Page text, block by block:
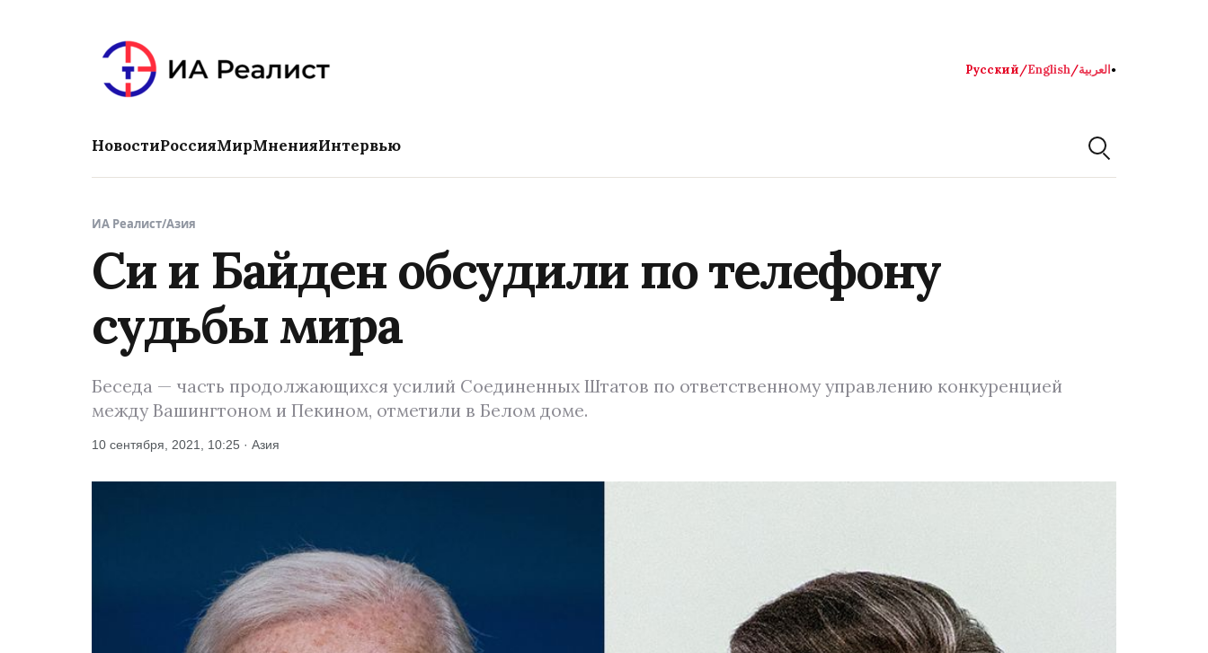
Русский/English/العربية●
НовостиРоссияМирМненияИнтервью
ИА Реалист/Азия
Си и Байден обсудили по телефону
судьбы мира
Беседа — часть продолжающихся усилий Соединенных Штатов по ответственному управлению конкуренцией
между Вашингтоном и Пекином, отметили в Белом доме.
10 сентября, 2021, 10:25 · Азия